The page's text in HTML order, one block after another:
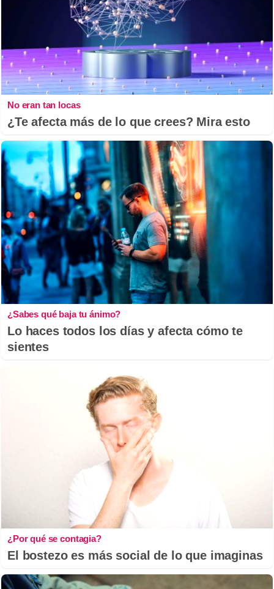
No eran tan locas
¿Te afecta más de lo que crees? Mira esto
¿Sabes qué baja tu ánimo?
Lo haces todos los días y afecta cómo te
sientes
¿Por qué se contagia?
El bostezo es más social de lo que imaginas